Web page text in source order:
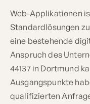
Web-Applikationen
Standardlösungen
eine bestehende
Anspruch des
44137 in Dortmund
Ausgangspunkte
qualifizierten